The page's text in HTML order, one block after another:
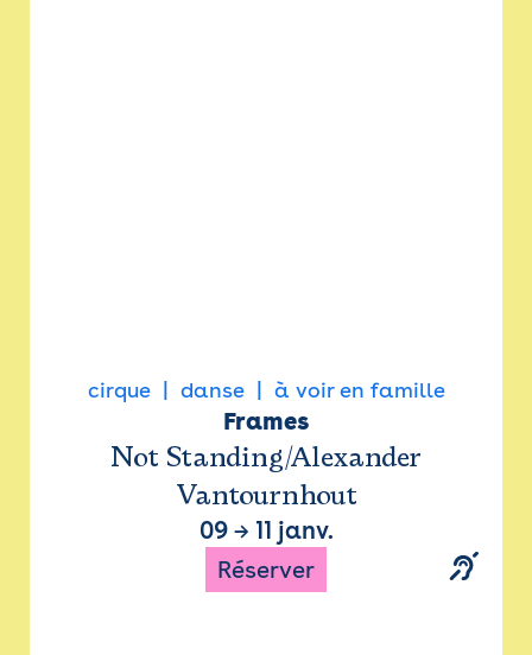
cirque danse à voir en famille
Frames
Not Standing/Alexander
Vantournhout
09→ 11 janv.
Réserver